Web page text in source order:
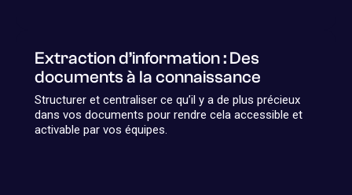
Extraction d’information : Des
documents à la connaissance
Structurer et centraliser ce qu’il y a de plus précieux
dans vos documents pour rendre cela accessible et
activable par vos équipes.